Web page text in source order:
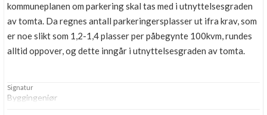
kommuneplanen om parkering skal tas med i utnyttelsesgraden
av tomta. Da regnes antall parkeringersplasser ut ifra krav, som
er noe slikt som 1,2-1,4 plasser per påbegynte 100kvm, rundes
alltid oppover, og dette inngår i utnyttelsesgraden av tomta.
Signatur
Byggingeniør